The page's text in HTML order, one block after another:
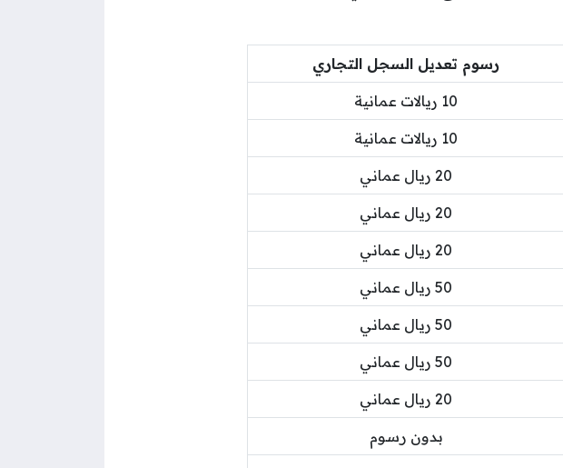
رسوم تعديل السجل التجاري
10 ريالات عمانية
10 ريالات عمانية
20 ريال عماني
20 ريال عماني
20 ريال عماني
50 ريال عماني
50 ريال عماني
50 ريال عماني
20 ريال عماني
بدون رسوم